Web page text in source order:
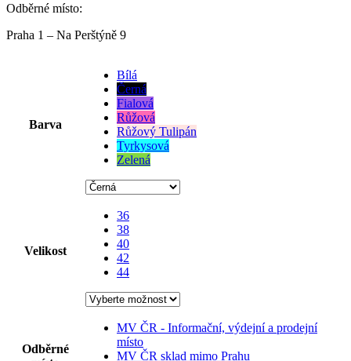
Odběrné místo:
Praha 1 – Na Perštýně 9
Barva
Bílá
Černá
Fialová
Růžová
Růžový Tulipán
Tyrkysová
Zelená
Velikost
36
38
40
42
44
Odběrné
MV ČR - Informační, výdejní a prodejní
místo
MV ČR sklad mimo Prahu